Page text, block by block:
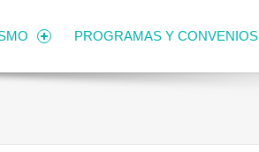
PROGRAMAS Y CONVENIOS